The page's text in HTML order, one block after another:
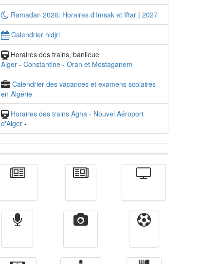
Ramadan 2026: Horaires d'Imsak et Iftar | 2027
Calendrier hidjri
Horaires des trains, banlieue
Alger - Constantine - Oran et Mostaganem
Calendrier des vacances et examens scolaires
en Algérie
Horaires des trains Agha - Nouvel Aéroport
d'Alger -